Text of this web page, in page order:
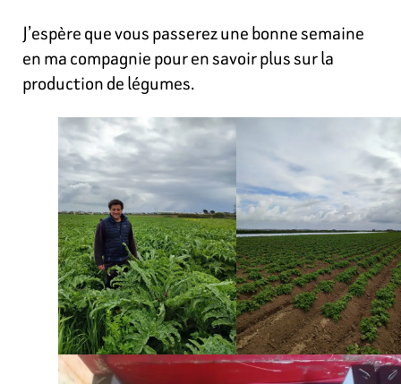
J’espère que vous passerez une bonne semaine
en ma compagnie pour en savoir plus sur la
production de légumes.